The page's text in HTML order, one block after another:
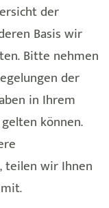
der
Basis wir
Bitte nehmen
der
in Ihrem
können.
teilen wir Ihnen